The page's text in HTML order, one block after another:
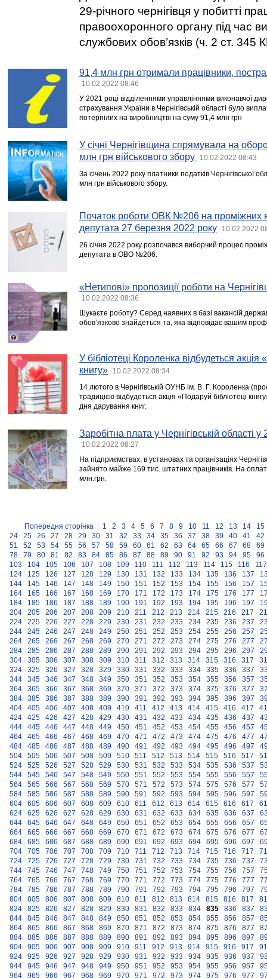
29-річного чернігівця у побитті
правоохоронного органу під час
службових обов’язків (ч. 2 ст. 345
91,4 млн грн отримали працівники,
10.02.2022 08:46
У 2021 році відділеннями управліннями виконавчої
страхування України в Чернігівській області було
потерпілих на виробництві на суму 91,4 млн грн
У січні Чернігівщина спрямувала на
млн грн військового збору
10.02.2022 08:43
За січень 2022 року платники податків Чернігівської
млн грн військового збору.
Початок роботи ОВК №206 на проміжних
депутата 27 березня 2022 року
10.02.2022
26 січня 2022 року розпочався виборчий процес
депутата в ОВО №206.
«Нетипові» пропозиції роботи на
10.02.2022 08:36
Шукаєте роботу? Серед наявних в базі вакансій
обов’язково знайдеться та, яка відповідає вашим
У бібліотеці Короленка відбудеться акція
книгу»
10.02.2022 08:34
14 лютого в Чернігівській ОУНБ ім. В. Г. Короленка
традицією відбудеться акція «Подаруй бібліотеці
дня дарування книг.
Заробітна плата у Чернігівській області
10.02.2022 08:27
На підприємствах, в установах та організаціях
зайнято майже 169 тис. штатних працівників. На
млн.грн.
Попередня сторінка 1 2 3 4 5 6 7 8 9 10 11 12 13 14
15
24
25 26 27 28 29 30 31 32 33 34 35 36 37 38 39 40 41
42
51
52 53 54 55 56 57 58 59 60 61 62 63 64 65 66 67 68
69
78
79 80 81 82 83 84 85 86 87 88 89 90 91 92 93 94 95
96
103
104 105 106 107 108 109 110 111 112 113 114 115 116
117
124
125 126 127 128 129 130 131 132 133 134 135 136 137
144
145 146 147 148 149 150 151 152 153 154 155 156 157
164
165 166 167 168 169 170 171 172 173 174 175 176 177
184
185 186 187 188 189 190 191 192 193 194 195 196 197
204
205 206 207 208 209 210 211 212 213 214 215 216 217
224
225 226 227 228 229 230 231 232 233 234 235 236 237
244
245 246 247 248 249 250 251 252 253 254 255 256 257
264
265 266 267 268 269 270 271 272 273 274 275 276 277
284
285 286 287 288 289 290 291 292 293 294 295 296 297
304
305 306 307 308 309 310 311 312 313 314 315 316 317
324
325 326 327 328 329 330 331 332 333 334 335 336 337
344
345 346 347 348 349 350 351 352 353 354 355 356 357
364
365 366 367 368 369 370 371 372 373 374 375 376 377
384
385 386 387 388 389 390 391 392 393 394 395 396 397
404
405 406 407 408 409 410 411 412 413 414 415 416 417
424
425 426 427 428 429 430 431 432 433 434 435 436 437
444
445 446 447 448 449 450 451 452 453 454 455 456 457
464
465 466 467 468 469 470 471 472 473 474 475 476 477
484
485 486 487 488 489 490 491 492 493 494 495 496 497
504
505 506 507 508 509 510 511 512 513 514 515 516 517
524
525 526 527 528 529 530 531 532 533 534 535 536 537
544
545 546 547 548 549 550 551 552 553 554 555 556 557
564
565 566 567 568 569 570 571 572 573 574 575 576 577
584
585 586 587 588 589 590 591 592 593 594 595 596 597
604
605 606 607 608 609 610 611 612 613 614 615 616 617
624
625 626 627 628 629 630 631 632 633 634 635 636 637
644
645 646 647 648 649 650 651 652 653 654 655 656 657
664
665 666 667 668 669 670 671 672 673 674 675 676 677
684
685 686 687 688 689 690 691 692 693 694 695 696 697
704
705 706 707 708 709 710 711 712 713 714 715 716 717
724
725 726 727 728 729 730 731 732 733 734 735 736 737
744
745 746 747 748 749 750 751 752 753 754 755 756 757
764
765 766 767 768 769 770 771 772 773 774 775 776 777
784
785 786 787 788 789 790 791 792 793 794 795 796 797
804
805 806 807 808 809 810 811 812 813 814 815 816 817
824
825 826 827 828 829 830 831 832 833 834 835 836 837
844
845 846 847 848 849 850 851 852 853 854 855 856 857
864
865 866 867 868 869 870 871 872 873 874 875 876 877
884
885 886 887 888 889 890 891 892 893 894 895 896 897
904
905 906 907 908 909 910 911 912 913 914 915 916 917
924
925 926 927 928 929 930 931 932 933 934 935 936 937
944
945 946 947 948 949 950 951 952 953 954 955 956 957
964
965 966 967 968 969 970 971 972 973 974 975 976 977